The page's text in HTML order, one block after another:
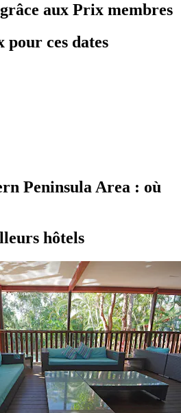
aux Prix membres
pour ces dates
Peninsula Area : où
hôtels